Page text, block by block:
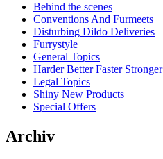
Behind the scenes
Conventions And Furmeets
Disturbing Dildo Deliveries
Furrystyle
General Topics
Harder Better Faster Stronger
Legal Topics
Shiny New Products
Special Offers
Archiv